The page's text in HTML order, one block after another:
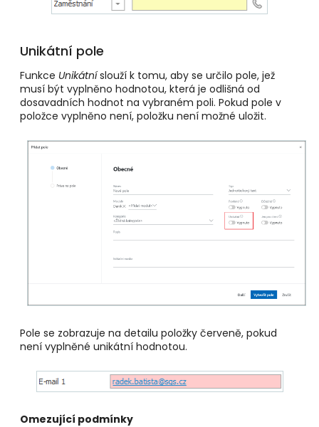
Unikátní pole
Funkce Unikátníslouží k tomu, aby se určilo pole, jež
musí být vyplněno hodnotou, která je odlišná od
dosavadních hodnot na vybraném poli. Pokud pole v
položce vyplněno není, položku není možné uložit.
Pole se zobrazuje na detailu položky červeně, pokud
není vyplněné unikátní hodnotou.
Omezující podmínky